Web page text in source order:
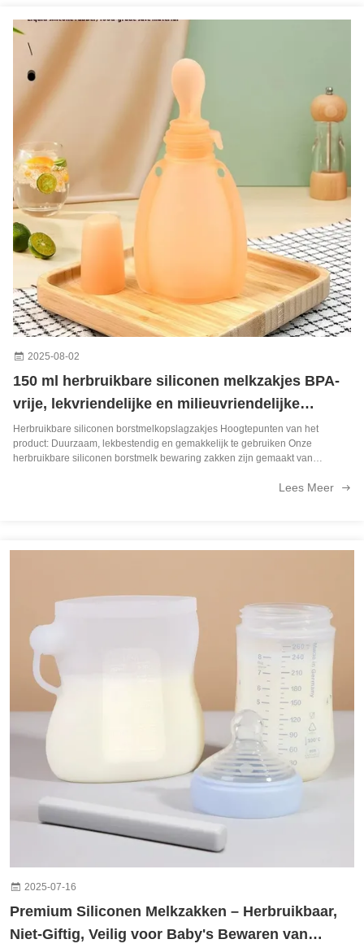
2025-08-02
150 ml herbruikbare siliconen melkzakjes BPA-
vrije, lekvriendelijke en milieuvriendelijke
oplossing voor veilige borstvoeding
Herbruikbare siliconen borstmelkopslagzakjes Hoogtepunten van het
product: Duurzaam, lekbestendig en gemakkelijk te gebruiken Onze
herbruikbare siliconen borstmelk bewaring zakken zijn gemaakt van
Lees Meer
2025-07-16
Premium Siliconen Melkzakken – Herbruikbaar,
Niet-Giftig, Veilig voor Baby's Bewaren van